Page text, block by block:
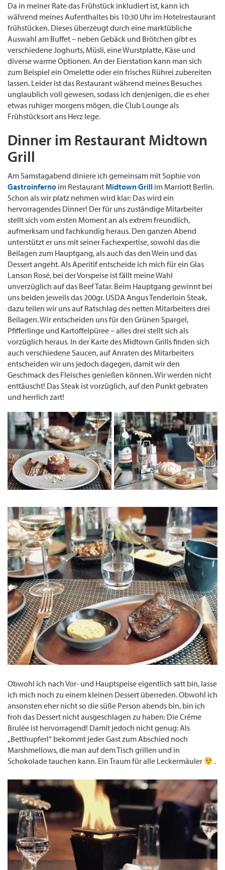
Da in meiner Rate das Frühstück inkludiert ist, kann ich
während meines Aufenthaltes bis 10:30 Uhr im Hotelrestaurant
frühstücken. Dieses überzeugt durch eine marktübliche
Auswahl am Buffet – neben Gebäck und Brötchen gibt es
verschiedene Joghurts, Müsli, eine Wurstplatte, Käse und
diverse warme Optionen. An der Eierstation kann man sich
zum Beispiel ein Omelette oder ein frisches Rührei zubereiten
lassen. Leider ist das Restaurant während meines Besuches
unglaublich voll gewesen, sodass ich denjenigen, die es eher
etwas ruhiger morgens mögen, die Club Lounge als
Frühstücksort ans Herz lege.
Dinner im Restaurant Midtown
Grill
Am Samstagabend diniere ich gemeinsam mit Sophie von
Gastroinferno im RestaurantMidtown Grill im Marriott Berlin.
Schon als wir platz nehmen wird klar: Das wird ein
hervorragendes Dinner! Der für uns zuständige Mitarbeiter
stellt sich vom ersten Moment an als extrem freundlich,
aufmerksam und fachkundig heraus. Den ganzen Abend
unterstützt er uns mit seiner Fachexpertise, sowohl das die
Beilagen zum Hauptgang, als auch das den Wein und das
Dessert angeht. Als Aperitif entscheide ich mich für ein Glas
Lanson Rosé, bei der Vorspeise ist fällt meine Wahl
unverzüglich auf das Beef Tatar. Beim Hauptgang gewinnt bei
uns beiden jeweils das 200gr. USDA Angus Tenderloin Steak,
dazu teilen wir uns auf Ratschlag des netten Mitarbeiters drei
Beilagen. Wir entscheiden uns für den Grünen Spargel,
Pfifferlinge und Kartoffelpüree – alles drei stellt sich als
vorzüglich heraus. In der Karte des Midtown Grills finden sich
auch verschiedene Saucen, auf Anraten des Mitarbeiters
entscheiden wir uns jedoch dagegen, damit wir den
Geschmack des Fleisches genießen können. Wir werden nicht
enttäuscht! Das Steak ist vorzüglich, auf den Punkt gebraten
und herrlich zart!
Obwohl ich nach Vor- und Hauptspeise eigentlich satt bin, lasse
ich mich noch zu einem kleinen Dessert überreden. Obwohl ich
ansonsten eher nicht so die süße Person abends bin, bin ich
froh das Dessert nicht ausgeschlagen zu haben: Die Crême
Brulée ist hervorragend! Damit jedoch nicht genug: Als
„Betthupferl“ bekommt jeder Gast zum Abschied noch
Marshmellows, die man auf dem Tisch grillen und in
Schokolade tauchen kann. Ein Traum für alle Leckermäuler
.